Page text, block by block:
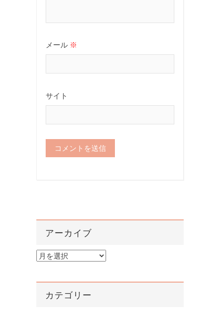
メール ※
サイト
アーカイブ
ア
カ
カテゴリー